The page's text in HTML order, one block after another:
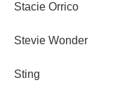
Stacie Orrico
Stevie Wonder
Sting